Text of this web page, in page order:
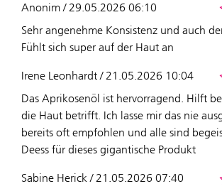
Anonim / 29.05.2026 06:10
Sehr angenehme Konsistenz und auch
Fühlt sich super auf der Haut an
Irene Leonhardt / 21.05.2026 10:04
Das Aprikosenöl ist hervorragend. Hilft
die Haut betrifft. Ich lasse mir das nie
bereits oft empfohlen und alle sind
Deess für dieses gigantische Produkt
Sabine Herick / 21.05.2026 07:40